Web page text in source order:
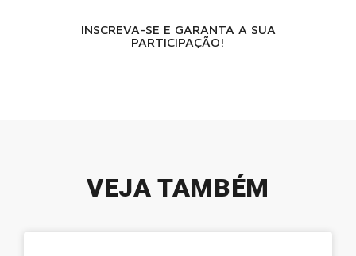
INSCREVA-SE E GARANTA A SUA
PARTICIPAÇÃO!
VEJA TAMBÉM